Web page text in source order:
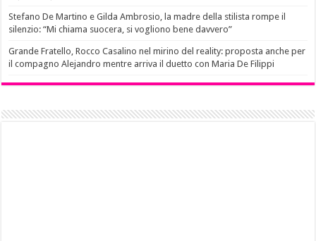
Stefano De Martino e Gilda Ambrosio, la madre della stilista rompe il
silenzio: “Mi chiama suocera, si vogliono bene davvero”
Grande Fratello, Rocco Casalino nel mirino del reality: proposta anche per
il compagno Alejandro mentre arriva il duetto con Maria De Filippi